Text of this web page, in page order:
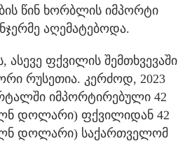
წინ ხორბლის იმპორტი
აღემატებოდა.
ფქვილის შემთხვევაში
რუსეთია. კერძოდ, 2023
იმპორტირებული 42
დოლარი) ფქვილიდან 42
დოლარი) საქართველომ